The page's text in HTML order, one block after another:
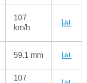
107
km/h
59.1 mm
107